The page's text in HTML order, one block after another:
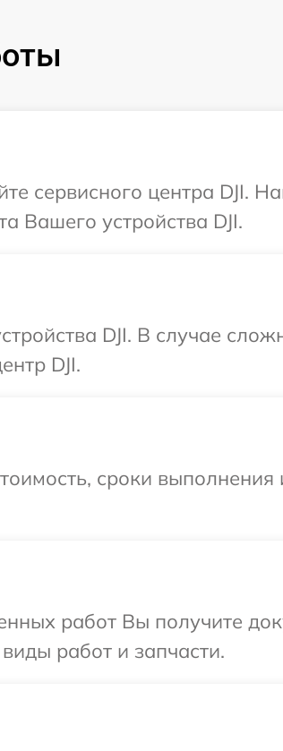
сервисного центра DJI.
Вашего устройства DJI.
DJI. В случае
DJI.
сроки выполнения
работ Вы получите
работ и запчасти.